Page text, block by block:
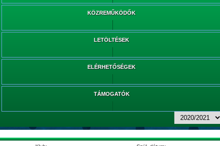
KÖZREMŰKÖDŐK
LETÖLTÉSEK
ELÉRHETŐSÉGEK
TÁMOGATÓK